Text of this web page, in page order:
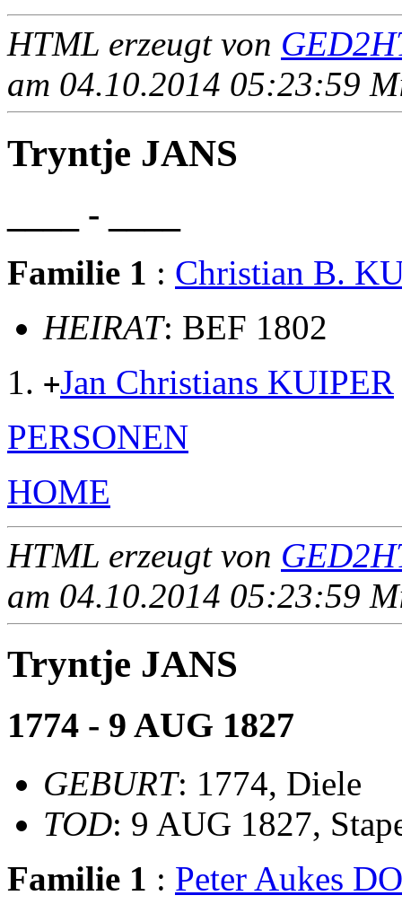
HTML erzeugt von
am 04.10.2014 05:23:59
Tryntje JANS
____ - ____
Familie 1 : Christian B.
HEIRAT: BEF 1802
+Jan Christians KUIPER
PERSONEN
HOME
HTML erzeugt von
am 04.10.2014 05:23:59
Tryntje JANS
1774 - 9 AUG 1827
GEBURT: 1774, Diele
TOD: 9 AUG 1827,
Familie 1 : Peter Aukes